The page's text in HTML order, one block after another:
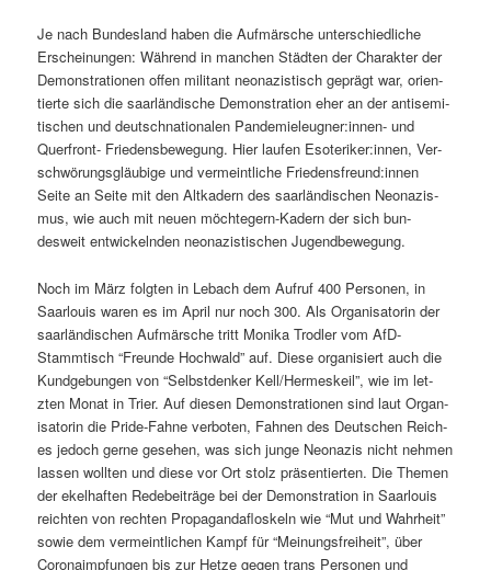
Je nach Bun­des­land haben die Aufmärsche unter­schiedliche
Erschei­n­un­gen: Während in manchen Städten der Charak­ter der
Demon­stra­tio­nen offen mil­i­tant neon­azis­tisch geprägt war, ori­en­
tierte sich die saar­ländis­che Demon­stra­tion eher an der anti­semi­
tis­chen und deutschna­tionalen Pandemieleugner:innen- und
Quer­front- Friedens­be­we­gung. Hier laufen Esoteriker:innen, Ver­
schwörungs­gläu­bige und ver­meintliche Friedensfreund:innen
Seite an Seite mit den Altkadern des saar­ländis­chen Neon­azis­
mus, wie auch mit neuen möchte­gern-Kadern der sich bun­
desweit entwick­el­nden neon­azis­tis­chen Jugendbewegung.
Noch im März fol­gten in Lebach dem Aufruf 400 Per­so­n­en, in
Saar­louis waren es im April nur noch 300. Als Organ­isatorin der
saar­ländis­chen Aufmärsche tritt Moni­ka Trodler vom AfD-
Stammtisch “Fre­unde Hochwald” auf. Diese organ­isiert auch die
Kundge­bun­gen von “Selb­st­denker Kell/Hermeskeil”, wie im let­
zten Monat in Tri­er. Auf diesen Demon­stra­tio­nen sind laut Organ­
isatorin die Pride-Fahne ver­boten, Fah­nen des Deutschen Reich­
es jedoch gerne gese­hen, was sich junge Neon­azis nicht nehmen
lassen woll­ten und diese vor Ort stolz präsen­tierten. Die The­men
der ekel­haften Rede­beiträge bei der Demon­stra­tion in Saar­louis
reicht­en von recht­en Pro­pa­gandafloskeln wie “Mut und Wahrheit”
sowie dem ver­meintlichen Kampf für “Mei­n­ungs­frei­heit”, über
Coro­n­aimp­fun­gen bis zur Het­ze gegen trans Per­so­n­en und